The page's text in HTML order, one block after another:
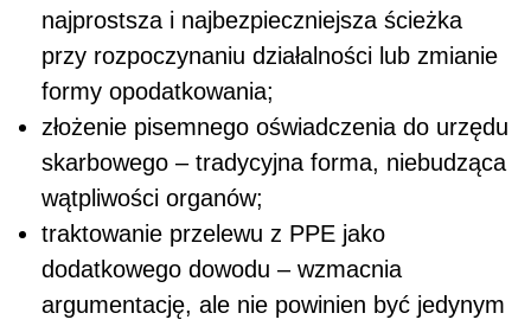
najprostsza i najbezpieczniejsza ścieżka
przy rozpoczynaniu działalności lub zmianie
formy opodatkowania;
złożenie pisemnego oświadczenia do urzędu
skarbowego – tradycyjna forma, niebudząca
wątpliwości organów;
traktowanie przelewu z PPE jako
dodatkowego dowodu – wzmacnia
argumentację, ale nie powinien być jedynym